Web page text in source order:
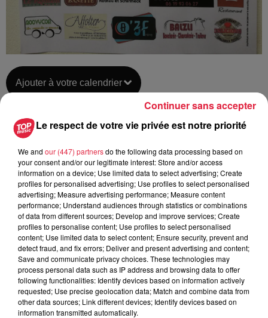
Ajouter à votre calendrier
du24 février 2019 à 0h00
au24 février 2019 à 0h00
Lieu Urmatt
Organisateur
Michel Memheld
0682599079
michelmemheld@gmail.com
Le respect de votre vie privée est notre priorité
We and our (447) partnersdo the following data processing based on
your consent and/or our legitimate interest: Store and/or access
information on a device; Use limited data to select advertising; Create
profiles for personalised advertising; Use profiles to select personalised
advertising; Measure advertising performance; Measure content
performance; Understand audiences through statistics or combinations
of data from different sources; Develop and improve services; Create
profiles to personalise content; Use profiles to select personalised
content; Use limited data to select content; Ensure security, prevent and
detect fraud, and fix errors; Deliver and present advertising and content;
Save and communicate privacy choices. These technologies may
process personal data such as IP address and browsing data to offer
following functionalities: Identify devices based on information actively
requested; Use precise geolocation data; Match and combine data from
other data sources; Link different devices; Identify devices based on
information transmitted automatically.
Continuer sans accepter